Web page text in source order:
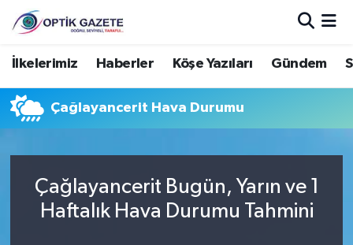
İlkelerimiz Haberler Köşe Yazıları Gündem
Çağlayancerit Hava Durumu
Çağlayancerit Bugün, Yarın ve 1
Haftalık Hava Durumu Tahmini
Nöbetçi Eczaneler
Hava Durumu
Trafik Durumu
Süper Lig Puan Durumu ve Fikstür